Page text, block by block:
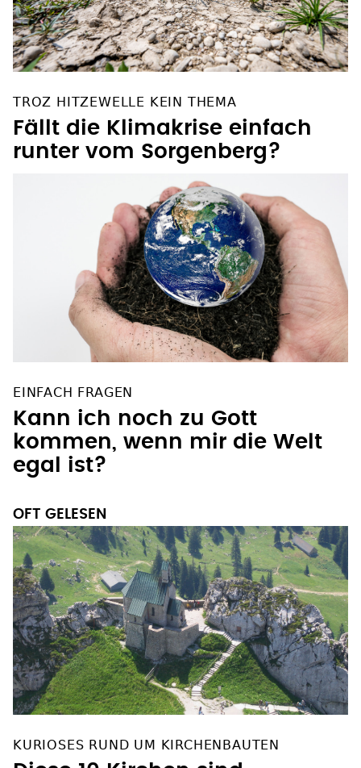
Fällt die Klimakrise einfach
runter vom Sorgenberg?
Kann ich noch zu Gott
kommen, wenn mir die Welt
egal ist?
Diese 10 Kirchen sind